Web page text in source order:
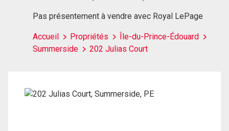
Pas présentement à vendre avec Royal LePage
Accueil Propriétés
Île-du-Prince-Édouard
Summerside
202 Julias Court